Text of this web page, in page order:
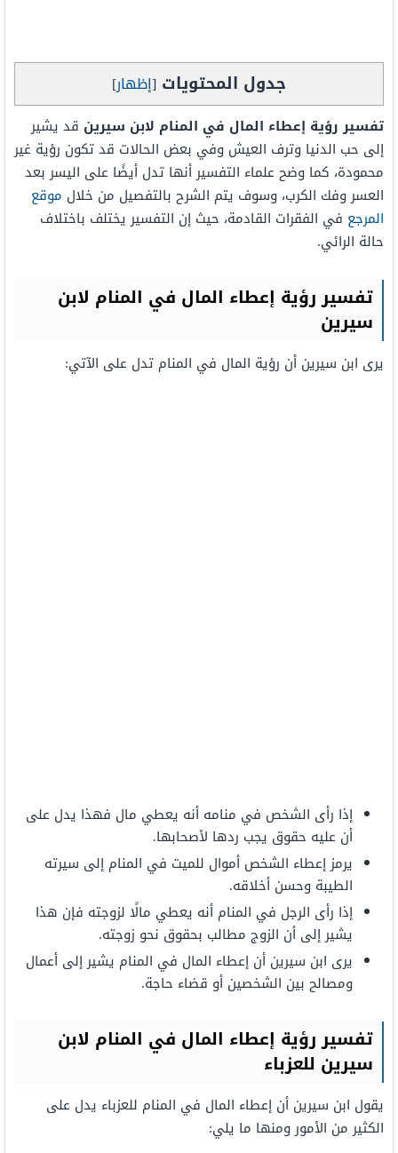
جدول المحتويات [إظهار]
تفسير رؤية إعطاء المال في المنام لابن سيرين قد يشير
إلى حب الدنيا وترف العيش وفي بعض الحالات قد تكون رؤية غير
محمودة، كما وضح علماء التفسير أنها تدل أيضًا على اليسر بعد
العسر وفك الكرب، وسوف يتم الشرح بالتفصيل من خلال موقع
المرجع في الفقرات القادمة، حيث إن التفسير يختلف باختلاف
حالة الرائي.
تفسير رؤية إعطاء المال في المنام لابن
سيرين
يرى ابن سيرين أن رؤية المال في المنام تدل على الآتي:
إذا رأى الشخص في منامه أنه يعطي مال فهذا يدل على
أن عليه حقوق يجب ردها لأصحابها.
يرمز إعطاء الشخص أموال للميت في المنام إلى سيرته
الطيبة وحسن أخلاقه.
إذا رأى الرجل في المنام أنه يعطي مالًا لزوجته فإن هذا
يشير إلى أن الزوج مطالب بحقوق نحو زوجته.
يرى ابن سيرين أن إعطاء المال في المنام يشير إلى أعمال
ومصالح بين الشخصين أو قضاء حاجة.
تفسير رؤية إعطاء المال في المنام لابن
سيرين للعزباء
يقول ابن سيرين أن إعطاء المال في المنام للعزباء يدل على
الكثير من الأمور ومنها ما يلي: